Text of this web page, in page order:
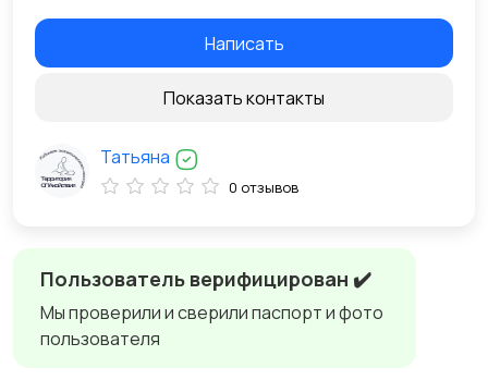
Пользователь верифицирован ✔️
Мы проверили и сверили паспорт и фото
пользователя
Написать
Показать контакты
Татьяна
0 отзывов